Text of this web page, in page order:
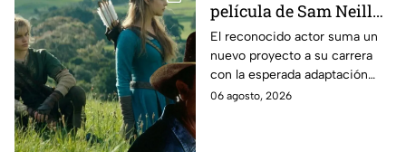
película de Sam Neill
antes de morir: esto es
lo que se sabe hasta
ahora
El reconocido actor suma un
nuevo proyecto a su carrera
con la esperada adaptación
cinematográfica del popular
06 agosto, 2026